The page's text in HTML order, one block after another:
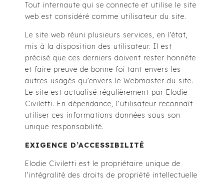
Tout internaute qui se connecte et utilise le site
web est considéré comme utilisateur du site.
Le site web réuni plusieurs services, en l’état,
mis à la disposition des utilisateur. Il est
précisé que ces derniers doivent rester honnête
et faire preuve de bonne foi tant envers les
autres usagés qu’envers le Webmaster du site.
Le site est actualisé régulièrement par Elodie
Civiletti. En dépendance, l’utilisateur reconnaît
utiliser ces informations données sous son
unique responsabilité.
EXIGENCE D’ACCESSIBILITÉ
Elodie Civiletti est le propriétaire unique de
l’intégralité des droits de propriété intellectuelle